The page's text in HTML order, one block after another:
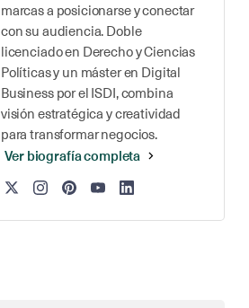
marcas a posicionarse y conectar
con su audiencia. Doble
licenciado en Derecho y Ciencias
Políticas y un máster en Digital
Business por el ISDI, combina
visión estratégica y creatividad
para transformar negocios.
Ver biografía completa